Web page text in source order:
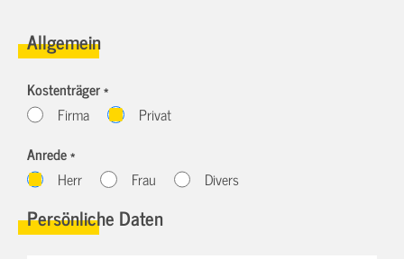
Allgemein
Kostenträger *
Firma
Privat
Anrede *
Herr
Frau Divers
Persönliche Daten